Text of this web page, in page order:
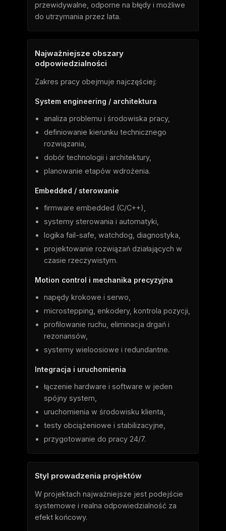
przewidywalne, odporne na błędy i możliwe
do utrzymania przez lata.
Najważniejsze obszary
odpowiedzialności
Zakres pracy obejmuje najczęściej:
System engineering / architektura
analiza problemu i środowiska pracy,
definiowanie kierunku technicznego
rozwiązania,
dobór technologii i architektury,
planowanie etapów wdrożenia.
Embedded / sterowanie
firmware embedded (C/C++),
systemy sterowania i automatyki,
logika fail-safe, watchdog, diagnostyka,
projektowanie rozwiązań działających w
czasie rzeczywistym.
Motion control i mechanika precyzyjna
napędy krokowe i serwo,
microstepping, enkodery, kontrola pozycji,
profilowanie ruchu, eliminacja drgań i
rezonansów,
systemy wieloosiowe i redundantne.
Integracja i uruchomienia
łączenie hardware i software w jeden
spójny system,
uruchomienia w środowisku klienta,
testy obciążeniowe i stabilizacyjne,
przygotowanie do pracy 24/7.
Styl prowadzenia projektów
W projektach najważniejsze jest podejście
systemowe i realna odpowiedzialność za
efekt końcowy.